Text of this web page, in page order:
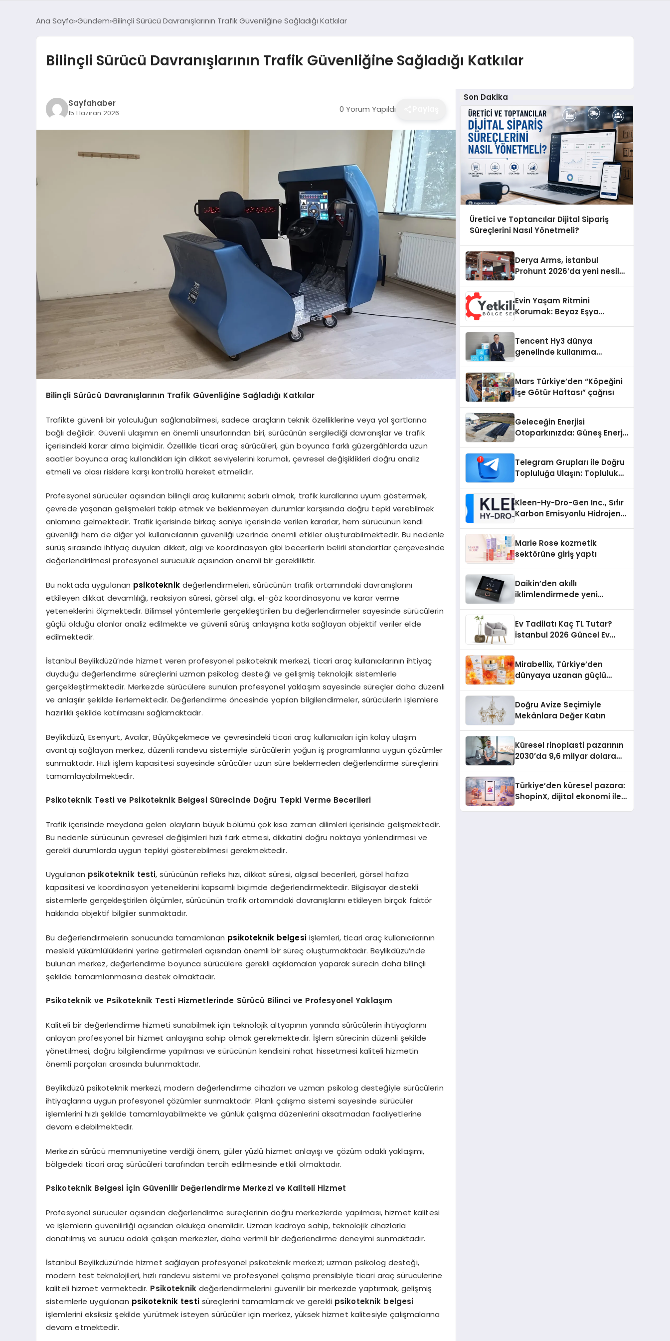
Ana Sayfa Gündem Bilinçli Sürücü Davranışlarının Trafik Güvenliğine Sağladığı Katkılar
Bilinçli Sürücü Davranışlarının Trafik Güvenliğine Sağladığı Katkılar
Sayfahaber
15 Haziran 2026 0 Yorum Yapıldı
Bilinçli Sürücü Davranışlarının Trafik Güvenliğine Sağladığı Katkılar
Trafikte güvenli bir yolculuğun sağlanabilmesi, sadece araçların teknik özelliklerine veya yol şartlarına
bağlı değildir. Güvenli ulaşımın en önemli unsurlarından biri, sürücünün sergilediği davranışlar ve trafik
içerisindeki karar alma biçimidir. Özellikle ticari araç sürücüleri, gün boyunca farklı güzergâhlarda uzun
saatler boyunca araç kullandıkları için dikkat seviyelerini korumalı, çevresel değişiklikleri doğru analiz
etmeli ve olası risklere karşı kontrollü hareket etmelidir.
Profesyonel sürücüler açısından bilinçli araç kullanımı; sabırlı olmak, trafik kurallarına uyum göstermek,
çevrede yaşanan gelişmeleri takip etmek ve beklenmeyen durumlar karşısında doğru tepki verebilmek
anlamına gelmektedir. Trafik içerisinde birkaç saniye içerisinde verilen kararlar, hem sürücünün kendi
güvenliği hem de diğer yol kullanıcılarının güvenliği üzerinde önemli etkiler oluşturabilmektedir. Bu nedenle
sürüş sırasında ihtiyaç duyulan dikkat, algı ve koordinasyon gibi becerilerin belirli standartlar çerçevesinde
değerlendirilmesi profesyonel sürücülük açısından önemli bir gerekliliktir.
Bu noktada uygulanan psikoteknikdeğerlendirmeleri, sürücünün trafik ortamındaki davranışlarını
etkileyen dikkat devamlılığı, reaksiyon süresi, görsel algı, el-göz koordinasyonu ve karar verme
yeteneklerini ölçmektedir. Bilimsel yöntemlerle gerçekleştirilen bu değerlendirmeler sayesinde sürücülerin
güçlü olduğu alanlar analiz edilmekte ve güvenli sürüş anlayışına katkı sağlayan objektif veriler elde
edilmektedir.
İstanbul Beylikdüzü’nde hizmet veren profesyonel psikoteknik merkezi, ticari araç kullanıcılarının ihtiyaç
duyduğu değerlendirme süreçlerini uzman psikolog desteği ve gelişmiş teknolojik sistemlerle
gerçekleştirmektedir. Merkezde sürücülere sunulan profesyonel yaklaşım sayesinde süreçler daha düzenli
ve anlaşılır şekilde ilerlemektedir. Değerlendirme öncesinde yapılan bilgilendirmeler, sürücülerin işlemlere
hazırlıklı şekilde katılmasını sağlamaktadır.
Beylikdüzü, Esenyurt, Avcılar, Büyükçekmece ve çevresindeki ticari araç kullanıcıları için kolay ulaşım
avantajı sağlayan merkez, düzenli randevu sistemiyle sürücülerin yoğun iş programlarına uygun çözümler
sunmaktadır. Hızlı işlem kapasitesi sayesinde sürücüler uzun süre beklemeden değerlendirme süreçlerini
tamamlayabilmektedir.
Psikoteknik Testi ve Psikoteknik Belgesi Sürecinde Doğru Tepki Verme Becerileri
Trafik içerisinde meydana gelen olayların büyük bölümü çok kısa zaman dilimleri içerisinde gelişmektedir.
Bu nedenle sürücünün çevresel değişimleri hızlı fark etmesi, dikkatini doğru noktaya yönlendirmesi ve
gerekli durumlarda uygun tepkiyi gösterebilmesi gerekmektedir.
Uygulanan psikoteknik testi, sürücünün refleks hızı, dikkat süresi, algısal becerileri, görsel hafıza
kapasitesi ve koordinasyon yeteneklerini kapsamlı biçimde değerlendirmektedir. Bilgisayar destekli
sistemlerle gerçekleştirilen ölçümler, sürücünün trafik ortamındaki davranışlarını etkileyen birçok faktör
hakkında objektif bilgiler sunmaktadır.
Bu değerlendirmelerin sonucunda tamamlanan psikoteknik belgesiişlemleri, ticari araç kullanıcılarının
mesleki yükümlülüklerini yerine getirmeleri açısından önemli bir süreç oluşturmaktadır. Beylikdüzü’nde
bulunan merkez, değerlendirme boyunca sürücülere gerekli açıklamaları yaparak sürecin daha bilinçli
şekilde tamamlanmasına destek olmaktadır.
Psikoteknik ve Psikoteknik Testi Hizmetlerinde Sürücü Bilinci ve Profesyonel Yaklaşım
Kaliteli bir değerlendirme hizmeti sunabilmek için teknolojik altyapının yanında sürücülerin ihtiyaçlarını
anlayan profesyonel bir hizmet anlayışına sahip olmak gerekmektedir. İşlem sürecinin düzenli şekilde
yönetilmesi, doğru bilgilendirme yapılması ve sürücünün kendisini rahat hissetmesi kaliteli hizmetin
önemli parçaları arasında bulunmaktadır.
Beylikdüzü psikoteknik merkezi, modern değerlendirme cihazları ve uzman psikolog desteğiyle sürücülerin
ihtiyaçlarına uygun profesyonel çözümler sunmaktadır. Planlı çalışma sistemi sayesinde sürücüler
işlemlerini hızlı şekilde tamamlayabilmekte ve günlük çalışma düzenlerini aksatmadan faaliyetlerine
devam edebilmektedir.
Merkezin sürücü memnuniyetine verdiği önem, güler yüzlü hizmet anlayışı ve çözüm odaklı yaklaşımı,
bölgedeki ticari araç sürücüleri tarafından tercih edilmesinde etkili olmaktadır.
Psikoteknik Belgesi İçin Güvenilir Değerlendirme Merkezi ve Kaliteli Hizmet
Profesyonel sürücüler açısından değerlendirme süreçlerinin doğru merkezlerde yapılması, hizmet kalitesi
ve işlemlerin güvenilirliği açısından oldukça önemlidir. Uzman kadroya sahip, teknolojik cihazlarla
donatılmış ve sürücü odaklı çalışan merkezler, daha verimli bir değerlendirme deneyimi sunmaktadır.
İstanbul Beylikdüzü’nde hizmet sağlayan profesyonel psikoteknik merkezi; uzman psikolog desteği,
modern test teknolojileri, hızlı randevu sistemi ve profesyonel çalışma prensibiyle ticari araç sürücülerine
kaliteli hizmet vermektedir. Psikoteknik değerlendirmelerini güvenilir bir merkezde yaptırmak, gelişmiş
sistemlerle uygulanan psikoteknik testisüreçlerini tamamlamak ve gerekli psikoteknik belgesi
işlemlerini eksiksiz şekilde yürütmek isteyen sürücüler için merkez, yüksek hizmet kalitesiyle çalışmalarına
devam etmektedir.
Son Dakika
Üretici ve Toptancılar Dijital Sipariş
Süreçlerini Nasıl Yönetmeli?
Derya Arms, İstanbul
Prohunt 2026’da yeni nesil
Evin Yaşam Ritmini
Korumak: Beyaz Eşya
Tencent Hy3 dünya
genelinde kullanıma
Mars Türkiye’den “Köpeğini
İşe Götür Haftası” çağrısı
Geleceğin Enerjisi
Otoparkınızda: Güneş Enerjili
Telegram Grupları ile Doğru
Topluluğa Ulaşın: Topluluk
Kleen-Hy-Dro-Gen Inc., Sıfır
Karbon Emisyonlu Hidrojen
Aldı
Marie Rose kozmetik
sektörüne giriş yaptı
Daikin’den akıllı
iklimlendirmede yeni
Ev Tadilatı Kaç TL Tutar?
İstanbul 2026 Güncel Ev
Mirabellix, Türkiye’den
dünyaya uzanan güçlü
Doğru Avize Seçimiyle
Mekânlara Değer Katın
Küresel rinoplasti pazarının
2030’da 9,6 milyar dolara
Türkiye’den küresel pazara:
ShopinX, dijital ekonomi ile